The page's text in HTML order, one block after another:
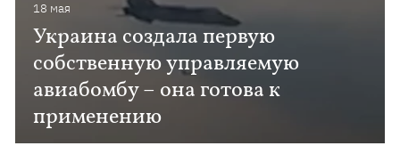
18 мая
Украина создала первую
собственную управляемую
авиабомбу – она готова к
применению